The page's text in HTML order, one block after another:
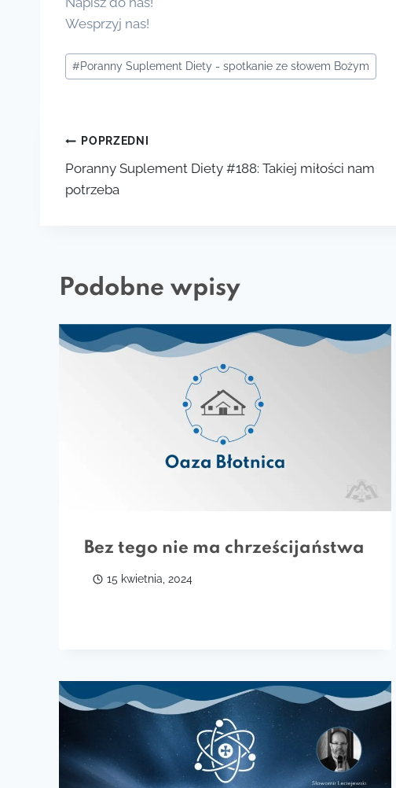
Wesprzyj nas!
Tagi
wpisu:
#Poranny Suplement Diety - spotkanie ze słowem Bożym
Nawigacja
wpisu
POPRZEDNI
Poranny Suplement Diety #188: Takiej miłości nam
potrzeba
Podobne wpisy
Bez tego nie ma chrześcijaństwa
15 kwietnia, 2024